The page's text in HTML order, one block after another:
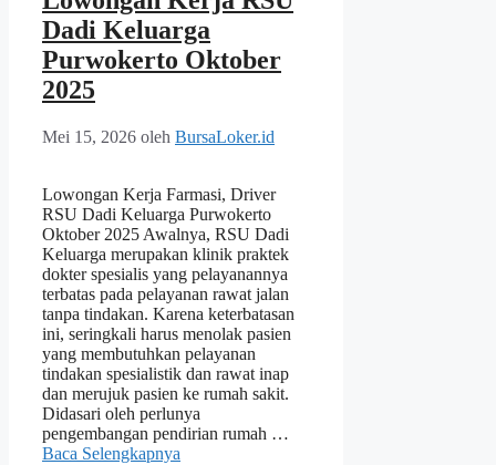
Dadi Keluarga
Purwokerto Oktober
2025
Mei 15, 2026 oleh BursaLoker.id
Lowongan Kerja Farmasi, Driver
RSU Dadi Keluarga Purwokerto
Oktober 2025 Awalnya, RSU Dadi
Keluarga merupakan klinik praktek
dokter spesialis yang pelayanannya
terbatas pada pelayanan rawat jalan
tanpa tindakan. Karena keterbatasan
ini, seringkali harus menolak pasien
yang membutuhkan pelayanan
tindakan spesialistik dan rawat inap
dan merujuk pasien ke rumah sakit.
Didasari oleh perlunya
pengembangan pendirian rumah …
Baca Selengkapnya